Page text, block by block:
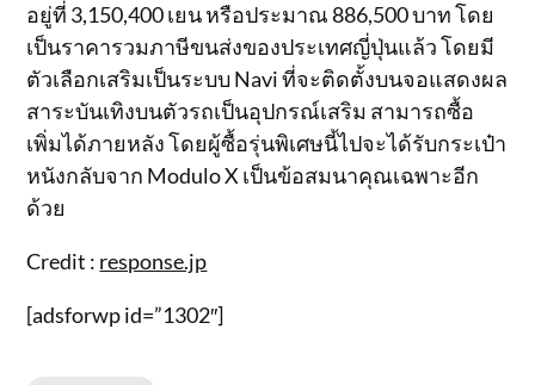
อยู่ที่ 3,150,400 เยน หรือประมาณ 886,500 บาท โดย
เป็นราคารวมภาษีขนส่งของประเทศญี่ปุ่นแล้ว โดยมี
ตัวเลือกเสริมเป็นระบบ Navi ที่จะติดตั้งบนจอแสดงผล
สาระบันเทิงบนตัวรถเป็นอุปกรณ์เสริม สามารถซื้อ
เพิ่มได้ภายหลัง โดยผู้ซื้อรุ่นพิเศษนี้ไปจะได้รับกระเป๋า
หนังกลับจาก Modulo X เป็นข้อสมนาคุณเฉพาะอีก
ด้วย
Credit : response.jp
[adsforwp id=”1302″]